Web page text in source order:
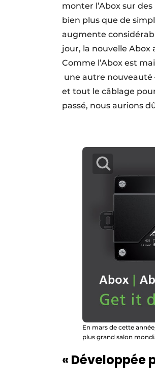
monter l’Abox sur
bien plus que de
augmente
jour, la nouvelle Abox
Comme l’Abox est
une autre nouveauté
et tout le câblage
passé, nous aurions
En mars de cette
plus grand salon
« Développée